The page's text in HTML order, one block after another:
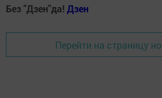
Без "Дзен"да! Дзен
Перейти на страницу